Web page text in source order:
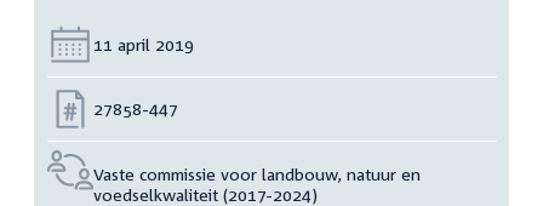
Datum:
11 april 2019
Nummer:
27858-447
Vaste commissie voor landbouw, natuur en
voedselkwaliteit (2017-2024)